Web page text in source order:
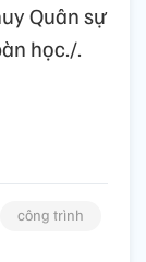
Quân sự
học./.
công trình